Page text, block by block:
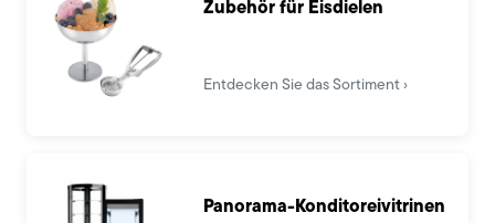
Zubehör für Eisdielen
Entdecken Sie das Sortiment
Panorama-Konditoreivitrinen